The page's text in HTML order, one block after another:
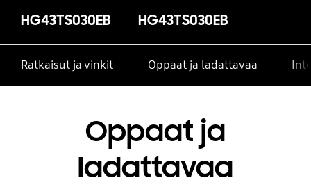
HG43TS030EB HG43TS030EB
Ratkaisut ja vinkit Oppaat ja ladattavaa
Oppaat ja
ladattavaa